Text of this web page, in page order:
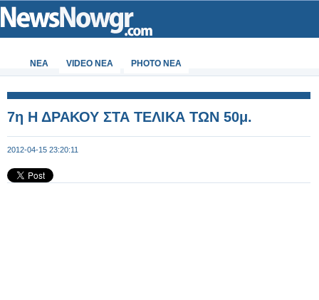
ΝΕΑ VIDEO NEA PHOTO NEA
7η Η ΔΡΑΚΟΥ ΣΤΑ ΤΕΛΙΚΑ ΤΩΝ 50μ.
2012-04-15 23:20:11